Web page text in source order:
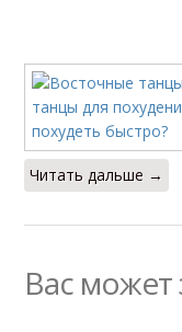
Читать дальше →
Вас может